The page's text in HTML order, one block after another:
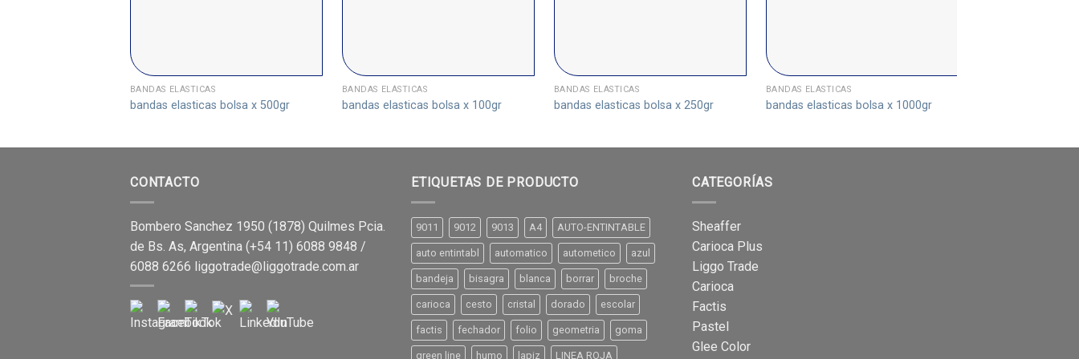
BANDAS ELÁSTICAS
bandas elasticas bolsa x 500gr
BANDAS ELÁSTICAS
bandas elasticas bolsa x 100gr
BANDAS ELÁSTICAS
bandas elasticas bolsa x 250gr
BANDAS ELÁSTICAS
bandas elasticas bolsa x 1000gr
CONTACTO
Bombero Sanchez 1950 (1878) Quilmes Pcia.
de Bs. As, Argentina (+54 11) 6088 9848 /
6088 6266 liggotrade@liggotrade.com.ar
ETIQUETAS DE PRODUCTO
9011 9012 9013 A4 AUTO-ENTINTABLE
auto entintabl automatico autometico azul
bandeja bisagra blanca borrar broche
carioca cesto cristal dorado escolar
factis fechador folio geometria goma
green line humo lapiz LINEA ROJA
CATEGORÍAS
Sheaffer
Carioca Plus
Liggo Trade
Carioca
Factis
Pastel
Glee Color